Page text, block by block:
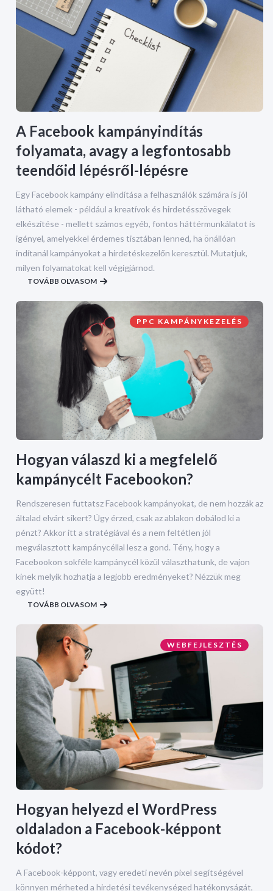
A Facebook kampányindítás
folyamata, avagy a legfontosabb
teendőid lépésről-lépésre
Egy Facebook kampány elindítása a felhasználók számára is jól
látható elemek - például a kreatívok és hirdetésszövegek
elkészítése - mellett számos egyéb, fontos háttérmunkálatot is
igényel, amelyekkel érdemes tisztában lenned, ha önállóan
indítanál kampányokat a hirdetéskezelőn keresztül. Mutatjuk,
milyen folyamatokat kell végigjárnod.
TOVÁBB OLVASOM
PPC KAMPÁNYKEZELÉS
Hogyan válaszd ki a megfelelő
kampánycélt Facebookon?
Rendszeresen futtatsz Facebook kampányokat, de nem hozzák az
általad elvárt sikert? Úgy érzed, csak az ablakon dobálod ki a
pénzt? Akkor itt a stratégiával és a nem feltétlen jól
megválasztott kampánycéllal lesz a gond. Tény, hogy a
Facebookon sokféle kampánycél közül választhatunk, de vajon
kinek melyik hozhatja a legjobb eredményeket? Nézzük meg
együtt!
TOVÁBB OLVASOM
WEBFEJLESZTÉS
Hogyan helyezd el WordPress
oldaladon a Facebook-képpont
kódot?
A Facebook-képpont, vagy eredeti nevén pixel segítségével
könnyen mérheted a hirdetési tevékenységed hatékonyságát,